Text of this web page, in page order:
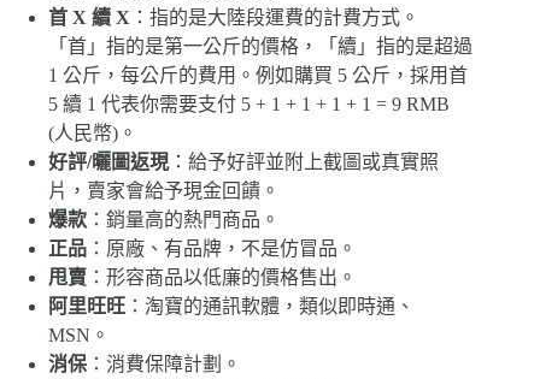
首 X 續 X ：指的是大陸段運費的計費方式。
「首」指的是第一公斤的價格，「續」指的是超過
1 公斤，每公斤的費用。例如購買 5 公斤，採用首
5 續 1 代表你需要支付 5 + 1 + 1 + 1 + 1 = 9 RMB
(人民幣)。
好評/曬圖返現 ：給予好評並附上截圖或真實照
片，賣家會給予現金回饋。
爆款 ：銷量高的熱門商品。
正品 ：原廠、有品牌，不是仿冒品。
甩賣 ：形容商品以低廉的價格售出。
阿里旺旺 ：淘寶的通訊軟體，類似即時通、
MSN。
消保 ：消費保障計劃。